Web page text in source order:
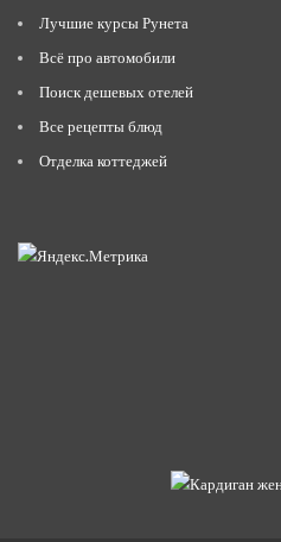
Лучшие курсы Рунета
Всё про автомобили
Поиск дешевых отелей
Все рецепты блюд
Отделка коттеджей